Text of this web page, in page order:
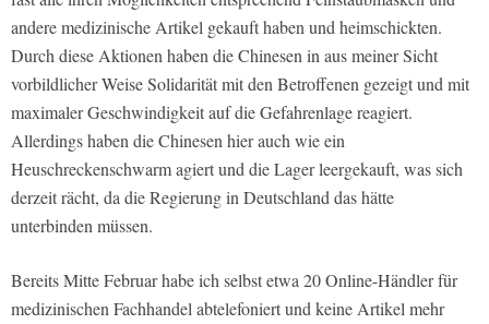
andere medizinische Artikel gekauft haben und heimschickten.
Durch diese Aktionen haben die Chinesen in aus meiner Sicht
vorbildlicher Weise Solidarität mit den Betroffenen gezeigt und mit
maximaler Geschwindigkeit auf die Gefahrenlage reagiert.
Allerdings haben die Chinesen hier auch wie ein
Heuschreckenschwarm agiert und die Lager leergekauft, was sich
derzeit rächt, da die Regierung in Deutschland das hätte
unterbinden müssen.
Bereits Mitte Februar habe ich selbst etwa 20 Online-Händler für
medizinischen Fachhandel abtelefoniert und keine Artikel mehr